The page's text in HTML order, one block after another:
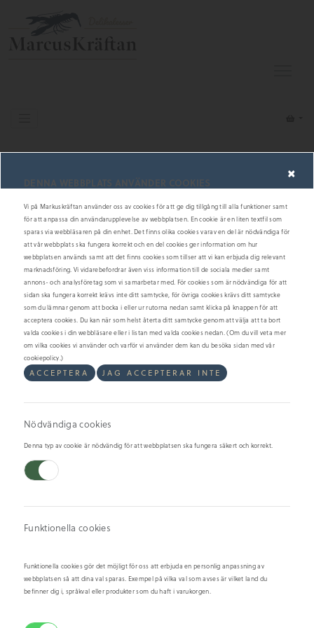
Färsk Fisk Koljafilé
En av de mest återkommande matfiskarna i det svenska folkhemmet, passar
utmärkt att panera, smörsteka eller använda i gratänger och grytor.
Vår Koljafilé fiskas av svenska båtar längst med vår västkust och levereas till
Barnens favorit!
Observera att alla beställningar hämtas på skaldjursfabriken i Väderstad
eller i Linköping. För vägbeskrivning och öppetider, sehär.
DENNA WEBBPLATS ANVÄNDER COOKIES ×
Vi på Markuskräftan använder oss av cookies för att ge dig tillgång till alla funktioner samt
för att anpassa din användarupplevelse av webbplatsen. En cookie är en liten textfil som
sparas via webbläsaren på din enhet. Det finns olika cookies varav en del är nödvändiga för
att vår webbplats ska fungera korrekt och en del cookies ger information om hur
webbplatsen används samt att det finns cookies som tillser att vi kan erbjuda dig relevant
marknadsföring. Vi vidarebefordrar även viss information till de sociala medier samt
annons- och analysföretag som vi samarbetar med. För cookies som är nödvändiga för att
sidan ska fungera korrekt krävs inte ditt samtycke, för övriga cookies krävs ditt samtycke
som du lämnar genom att bocka i eller ur rutorna nedan samt klicka på knappen för att
acceptera cookies. Du kan när som helst återta ditt samtycke genom att välja att ta bort
valda cookies i din webbläsare eller i listan med valda cookies nedan. (Om du vill veta mer
om vilka cookies vi använder och varför vi använder dem kan du besöka sidan med vår
cookiepolicy.)
ACCEPTERA JAG ACCEPTERAR INTE
Nödvändiga cookies
Denna typ av cookie är nödvändig för att webbplatsen ska fungera säkert och korrekt.
Funktionella cookies
Funktionella cookies gör det möjligt för oss att erbjuda en personlig anpassning av
webbplatsen så att dina val sparas. Exempel på vilka val som avses är vilket land du
befinner dig i, språkval eller produkter som du haft i varukorgen.